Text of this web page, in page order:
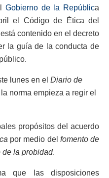
Gobierno de la República
el Código de Ética del
contenido en el decreto
la guía de la conducta de
lunes en el Diario de
norma empieza a regir el
propósitos del acuerdo
por medio del fomento de
de la probidad.
que las disposiciones